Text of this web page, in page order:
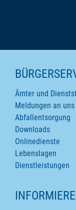
Ämter und
Meldungen an uns
Abfallentsorgung
Downloads
Onlinedienste
Lebenslagen
Dienstleistungen